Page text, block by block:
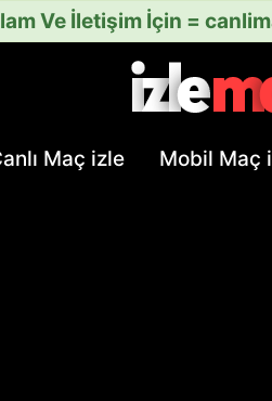
Ve İletişim İçin =
Maç izle Mobil Maç